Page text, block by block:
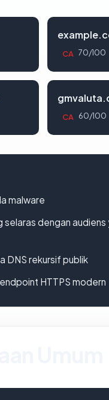
CA 70/100
CA 60/100
malware
selaras dengan audiens
DNS rekursif publik
HTTPS modern